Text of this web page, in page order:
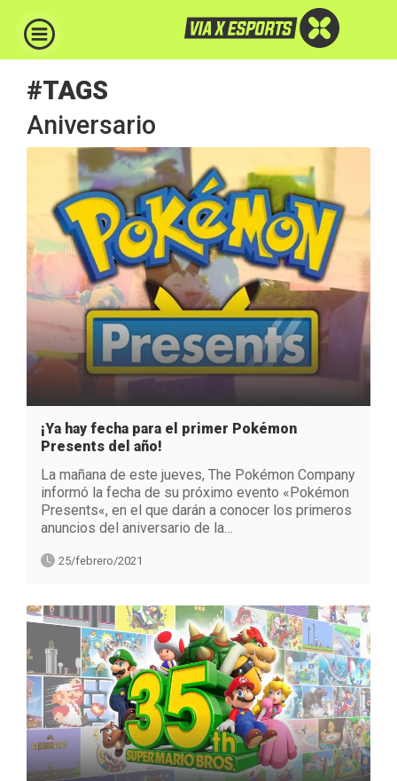
#TAGS
Aniversario
¡Ya hay fecha para el primer Pokémon
Presents del año!
La mañana de este jueves, The Pokémon Company
informó la fecha de su próximo evento «Pokémon
Presents«, en el que darán a conocer los primeros
anuncios del aniversario de la…
25/febrero/2021